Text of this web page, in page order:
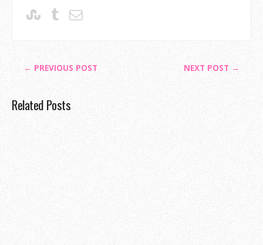
← PREVIOUS POST NEXT POST →
Related Posts